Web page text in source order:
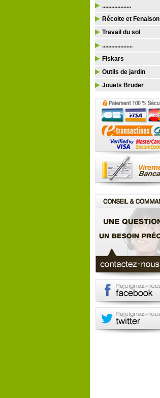
...................
Récolte et Fenaison
Travail du sol
....................
Fiskars
Outils de jardin
Jouets Bruder